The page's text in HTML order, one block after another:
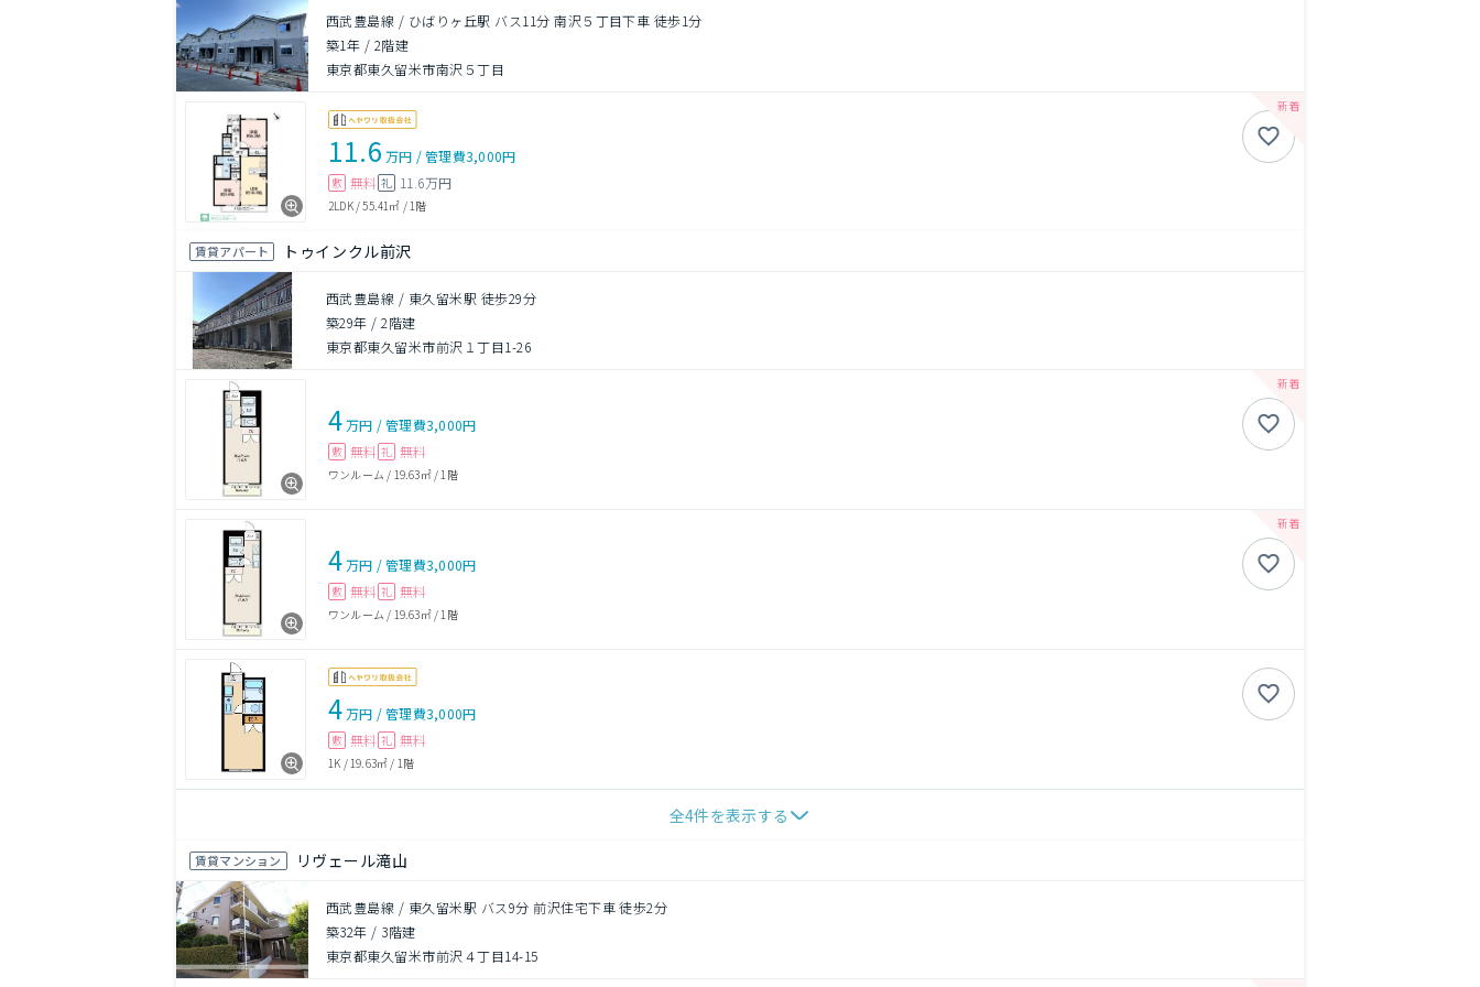
西武豊島線 / ひばりヶ丘駅 バス11分 南沢５丁目下車 徒歩1分
築1年 / 2階建
東京都東久留米市南沢５丁目
11.6 万円 /管理費3,000円
敷 無料 礼 11.6万円
2LDK/55.41㎡ /1階
賃貸アパート トゥインクル前沢
西武豊島線 / 東久留米駅 徒歩29分
築29年 /2階建
東京都東久留米市前沢１丁目1-26
4万円 /管理費3,000円
敷 無料 礼 無料
ワンルーム / 19.63㎡/ 1階
4万円 /管理費3,000円
敷 無料 礼 無料
ワンルーム / 19.63㎡/ 1階
4万円 /管理費3,000円
敷 無料 礼 無料
1K /19.63㎡ / 1階
全4件を表示する
賃貸マンション リヴェール滝山
西武豊島線 / 東久留米駅 バス9分 前沢住宅下車 徒歩2分
築32年 / 3階建
東京都東久留米市前沢４丁目14-15